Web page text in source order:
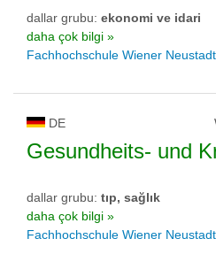
dallar grubu: ekonomi ve idari
daha çok bilgi »
Fachhochschule Wiener
DE
Gesundheits- und
dallar grubu: tıp, sağlık
daha çok bilgi »
Fachhochschule Wiener